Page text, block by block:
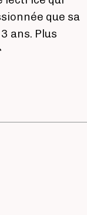
que sa
ans. Plus